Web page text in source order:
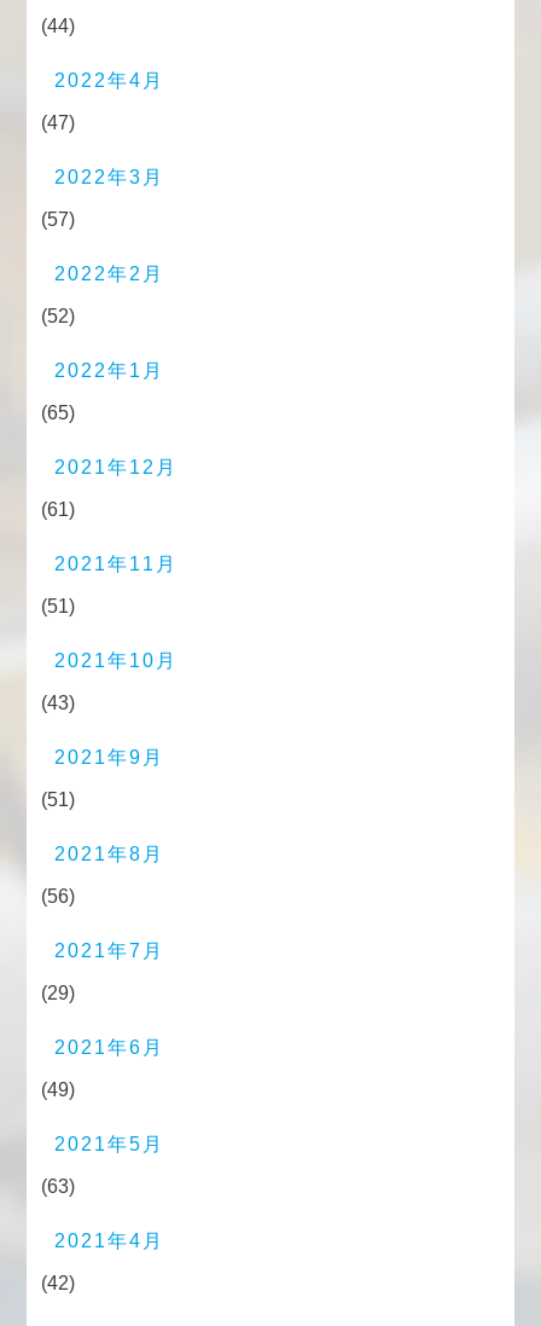
(44)
2022年4月
(47)
2022年3月
(57)
2022年2月
(52)
2022年1月
(65)
2021年12月
(61)
2021年11月
(51)
2021年10月
(43)
2021年9月
(51)
2021年8月
(56)
2021年7月
(29)
2021年6月
(49)
2021年5月
(63)
2021年4月
(42)